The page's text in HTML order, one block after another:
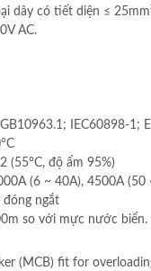
dây có tiết diện ≤
AC.
IEC60898-1;
(55°C, độ ẩm 95%)
(6 ~ 40A), 4500A (50
ngắt
so với mực nước biển.
(MCB) fit for